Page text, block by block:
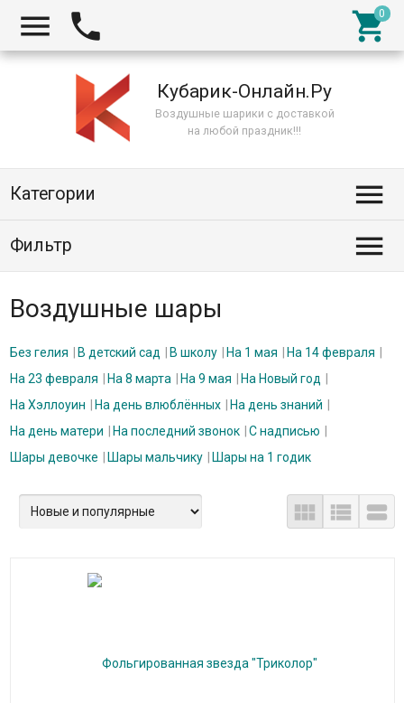
  
Кубарик-Онлайн.Ру
Воздушные шарики с доставкой
на любой праздник!!!
Категории 
Фильтр 
Воздушные шары
Без гелия В детский сад В школу На 1 мая
На 14 февраля
На 23 февраля
На 8 марта На 9 мая
На Новый год
На Хэллоуин
На день влюблённых
На день знаний
На день матери
На последний звонок
С надписью
Шары девочке
Шары мальчику Шары на 1 годик
  